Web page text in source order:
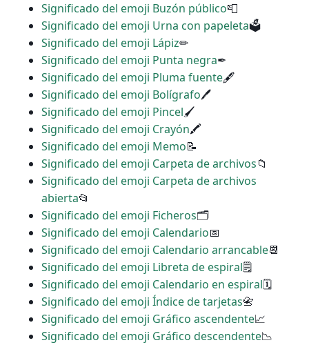
Significado del emoji Buzón público📮
Significado del emoji Urna con papeleta🗳
Significado del emoji Lápiz✏
Significado del emoji Punta negra✒
Significado del emoji Pluma fuente🖋
Significado del emoji Bolígrafo🖊
Significado del emoji Pincel🖌
Significado del emoji Crayón🖍
Significado del emoji Memo📝
Significado del emoji Carpeta de archivos📁
Significado del emoji Carpeta de archivos
abierta📂
Significado del emoji Ficheros🗂
Significado del emoji Calendario📅
Significado del emoji Calendario arrancable📆
Significado del emoji Libreta de espiral🗒
Significado del emoji Calendario en espiral🗓
Significado del emoji Índice de tarjetas📇
Significado del emoji Gráfico ascendente📈
Significado del emoji Gráfico descendente📉